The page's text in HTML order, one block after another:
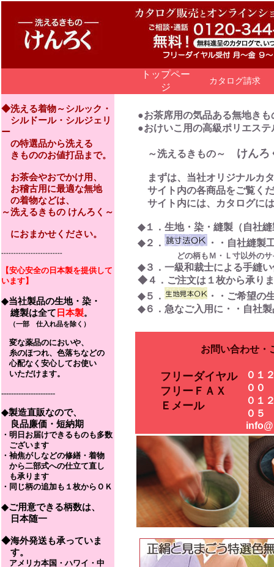
トップペー
ジ
カタログ請求
◆洗える着物～シルック・
シルドール・シルジェリ
ー
の特選品から洗える
きもののお値打品まで。
お茶会やおでかけ用、
お稽古用に最適な無地
の着物などは、
～洗えるきもの けんろく～
におまかせください。
-------------------------
【安心安全の日本製を提供して
います】
◆当社製品の生地・染・
縫製は全て 日本製。
（一部 仕入れ品を除く）
変な薬品のにおいや、
糸のほつれ、色落ちなどの
心配なく安心してお使い
いただけます。
----------------------
◆製造直販なので、
良品廉価・短納期
・明日お届けできるものも多数
ございます
・袖焦がしなどの修繕・着物
から二部式への仕立て直し
も承ります
・同じ柄の追加も１枚からＯＫ
◆ご用意できる柄数は、
日本随一
◆海外発送も承っていま
す。
アメリカ本国・ハワイ・中
●お茶席用の気品ある無地き
●おけいこ用の高級ポリエ
～洗えるきもの～ けん
まずは、当社オリジナルカ
サイト内の各商品をご覧く
サイト内には、カタログに
◆１．生地・染・縫製（自社
◆２．
・・自社縫製
どの柄もＭ・Ｌ寸以外の
◆３．一級和裁士による手縫
◆４．ご注文は１枚から承り
◆５．
・・ご希望の
◆６．急なご入用に・・自社
お問い合わせ・
フリーダイヤル
フリーＦＡＸ
Ｅメール
０１
００
０１
０５